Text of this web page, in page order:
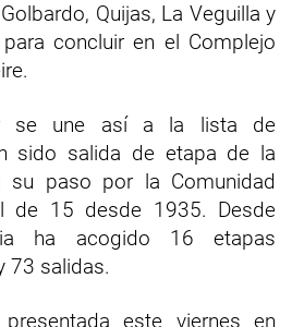
Quijas, La Veguilla y
concluir en el Complejo
se une así a la lista de
sido salida de etapa de la
su paso por la Comunidad
de 15 desde 1935. Desde
ha acogido 16 etapas
73 salidas.
este viernes en